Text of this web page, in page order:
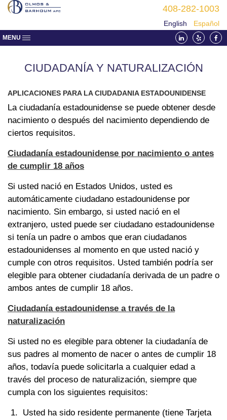
408-282-1003
English Español
MENU
CIUDADANÍA Y NATURALIZACIÓN
APLICACIONES PARA LA CIUDADANIA ESTADOUNIDENSE
La ciudadanía estadounidense se puede obtener desde
nacimiento o después del nacimiento dependiendo de
ciertos requisitos.
Ciudadanía estadounidense por nacimiento o antes
de cumplir 18 años
Si usted nació en Estados Unidos, usted es
automáticamente ciudadano estadounidense por
nacimiento. Sin embargo, si usted nació en el
extranjero, usted puede ser ciudadano estadounidense
si tenía un padre o ambos que eran ciudadanos
estadounidenses al momento en que usted nació y
cumple con otros requisitos. Usted también podría ser
elegible para obtener ciudadanía derivada de un padre o
ambos antes de cumplir 18 años.
Ciudadanía estadounidense a través de la
naturalización
Si usted no es elegible para obtener la ciudadanía de
sus padres al momento de nacer o antes de cumplir 18
años, todavía puede solicitarla a cualquier edad a
través del proceso de naturalización, siempre que
cumpla con los siguientes requisitos:
Usted ha sido residente permanente (tiene Tarjeta